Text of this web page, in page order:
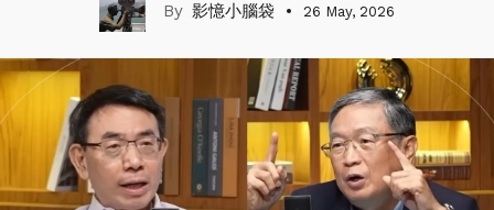
影憶小腦袋 26 May, 2026